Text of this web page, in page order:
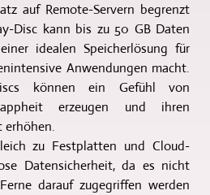
auf Remote-Servern begrenzt
Disc kann bis zu 50 GB Daten
idealen Speicherlösung für
Anwendungen macht.
können ein Gefühl von
erzeugen und ihren
erhöhen.
zu Festplatten und Cloud-
Datensicherheit, da es nicht
darauf zugegriffen werden